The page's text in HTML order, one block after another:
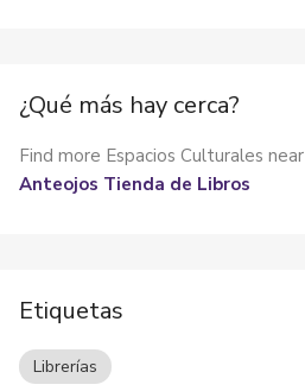
¿Qué más hay cerca?
Find more Espacios Culturales near
Anteojos Tienda de Libros
Etiquetas
Librerías